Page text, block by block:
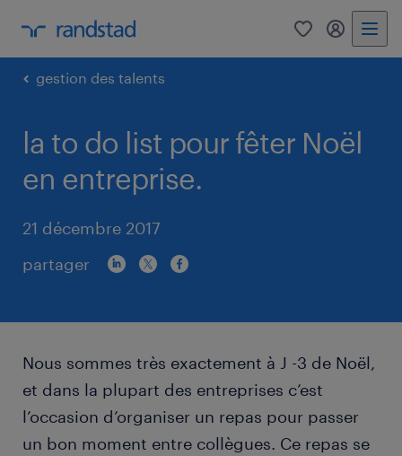
0 my
gestion des talents
la to do list pour fêter Noël
en entreprise.
21 décembre 2017
partager
Nous sommes très exactement à J -3 de Noël,
et dans la plupart des entreprises c’est
l’occasion d’organiser un repas pour passer
un bon moment entre collègues. Ce repas se